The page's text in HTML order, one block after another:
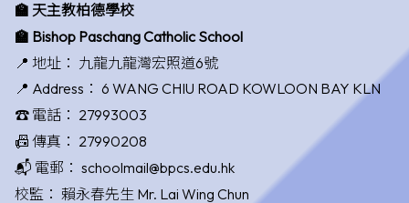
🏫 天主教柏德學校
🏫 Bishop Paschang Catholic School
📍 地址： 九龍九龍灣宏照道6號
📍 Address： 6 WANG CHIU ROAD KOWLOON BAY KLN
☎️ 電話： 27993003
📠 傳真： 27990208
📬 電郵： schoolmail@bpcs.edu.hk
校監： 賴永春先生 Mr. Lai Wing Chun